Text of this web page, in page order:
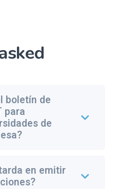
boletín de
para
de
en emitir